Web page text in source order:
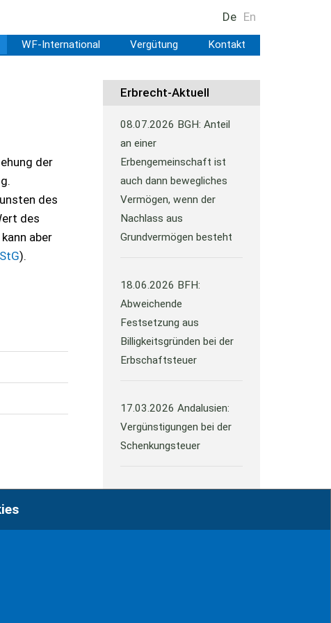
De En
WF-International Vergütung Kontakt
der
des
des
aber
).
Erbrecht-Aktuell
08.07.2026 BGH: Anteil
an einer
Erbengemeinschaft ist
auch dann bewegliches
Vermögen, wenn der
Nachlass aus
Grundvermögen besteht
18.06.2026 BFH:
Abweichende
Festsetzung aus
Billigkeitsgründen bei der
Erbschaftsteuer
17.03.2026Andalusien:
Vergünstigungen bei der
Schenkungsteuer